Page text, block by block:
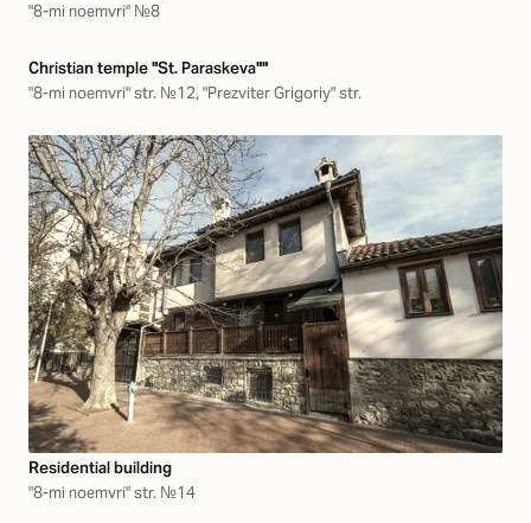
"8-mi noemvri" №8
Christian temple "St. Paraskeva""
"8-mi noemvri" str. №12, "Prezviter Grigoriy" str.
Residential building
"8-mi noemvri" str. №14